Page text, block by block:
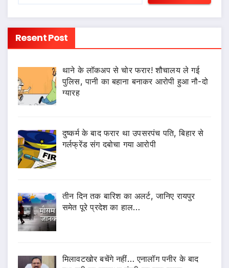
Resent Post
थाने के लॉकअप से चोर फरार! शौचालय ले गई
पुलिस, पानी का बहाना बनाकर आरोपी हुआ नौ-दो
ग्यारह
दुष्कर्म के बाद फरार था उपसरपंच पति, बिहार से
गर्लफ्रेंड संग दबोचा गया आरोपी
तीन दिन तक बारिश का अलर्ट, जानिए रायपुर
समेत पूरे प्रदेश का हाल…
मिलावटखोर बचेंगे नहीं… एनालॉग पनीर के बाद